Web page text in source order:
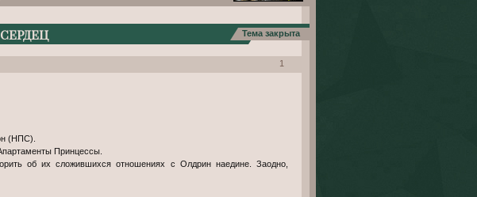
Тема закрыта
1
(НПС).
Принцессы.
об их сложившихся отношениях с Олдрин наедине. Заодно,